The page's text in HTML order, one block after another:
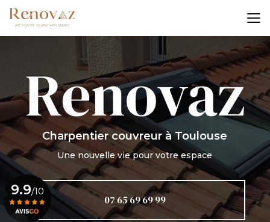
Aller
au
contenu
principal
Charpentier couvreur à Toulouse
Une nouvelle vie pour votre espace
07 65 69 69 99
9.9/10